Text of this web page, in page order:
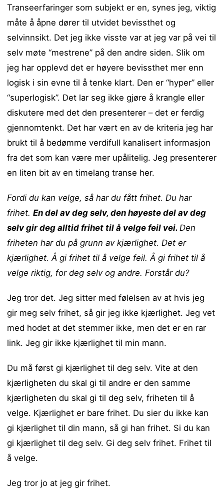
Transeerfaringer som subjekt er en, synes jeg, viktig
måte å åpne dører til utvidet bevissthet og
selvinnsikt. Det jeg ikke visste var at jeg var på vei til
selv møte “mestrene” på den andre siden. Slik om
jeg har opplevd det er høyere bevissthet mer enn
logisk i sin evne til å tenke klart. Den er “hyper” eller
“superlogisk”. Det lar seg ikke gjøre å krangle eller
diskutere med det den presenterer – det er ferdig
gjennomtenkt. Det har vært en av de kriteria jeg har
brukt til å bedømme verdifull kanalisert informasjon
fra det som kan være mer upålitelig. Jeg presenterer
en liten bit av en timelang transe her.
Fordi du kan velge, så har du fått frihet. Du har
frihet.En del av deg selv, den høyeste del av deg
selv gir deg alltid frihet til å velge feil vei.Den
friheten har du på grunn av kjærlighet. Det er
kjærlighet. Å gi frihet til å velge feil. Å gi frihet til å
velge riktig, for deg selv og andre. Forstår du?
Jeg tror det. Jeg sitter med følelsen av at hvis jeg
gir meg selv frihet, så gir jeg ikke kjærlighet. Jeg vet
med hodet at det stemmer ikke, men det er en rar
link. Jeg gir ikke kjærlighet til min mann.
Du må først gi kjærlighet til deg selv. Vite at den
kjærligheten du skal gi til andre er den samme
kjærligheten du skal gi til deg selv, friheten til å
velge. Kjærlighet er bare frihet. Du sier du ikke kan
gi kjærlighet til din mann, så gi han frihet. Si du kan
gi kjærlighet til deg selv. Gi deg selv frihet. Frihet til
å velge.
Jeg tror jo at jeg gir frihet.